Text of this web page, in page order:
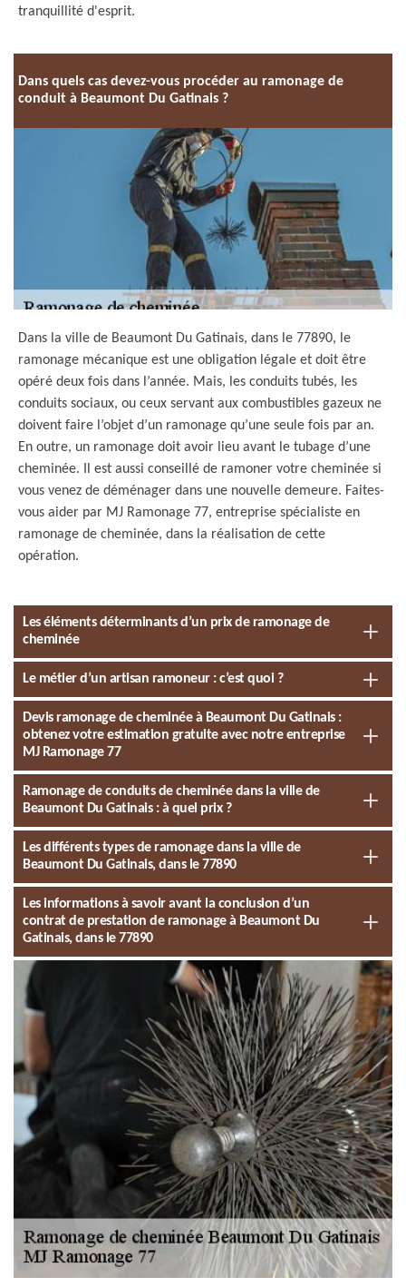
tranquillité d'esprit.
Dans quels cas devez-vous procéder au ramonage de
conduit à Beaumont Du Gatinais ?
Dans la ville de Beaumont Du Gatinais, dans le 77890, le
ramonage mécanique est une obligation légale et doit être
opéré deux fois dans l’année. Mais, les conduits tubés, les
conduits sociaux, ou ceux servant aux combustibles gazeux ne
doivent faire l’objet d’un ramonage qu’une seule fois par an.
En outre, un ramonage doit avoir lieu avant le tubage d’une
cheminée. Il est aussi conseillé de ramoner votre cheminée si
vous venez de déménager dans une nouvelle demeure. Faites-
vous aider par MJ Ramonage 77, entreprise spécialiste en
ramonage de cheminée, dans la réalisation de cette
opération.
Les éléments déterminants d’un prix de ramonage de
cheminée
Le métier d’un artisan ramoneur : c’est quoi ?
Devis ramonage de cheminée à Beaumont Du Gatinais :
obtenez votre estimation gratuite avec notre entreprise
MJ Ramonage 77
Ramonage de conduits de cheminée dans la ville de
Beaumont Du Gatinais : à quel prix ?
Les différents types de ramonage dans la ville de
Beaumont Du Gatinais, dans le 77890
Les informations à savoir avant la conclusion d’un
contrat de prestation de ramonage à Beaumont Du
Gatinais, dans le 77890